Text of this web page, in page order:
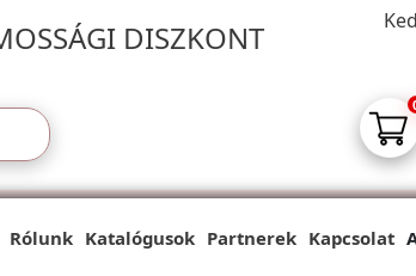
DISZKONT
Rólunk Katalógusok Partnerek Kapcsolat